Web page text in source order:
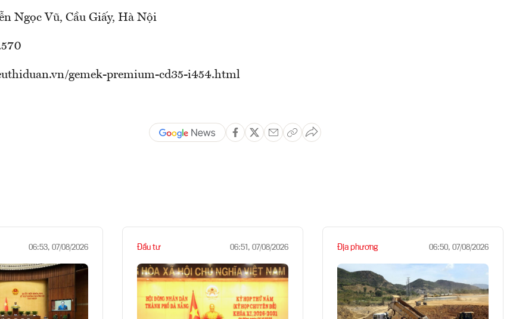
Ngọc Vũ, Cầu Giấy, Hà Nội
gemek-premium-cd35-i454.html
06:53, 07/08/2026 Đầu tư 06:51, 07/08/2026 Địa phương 06:50, 07/08/2026